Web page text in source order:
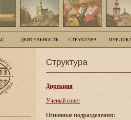
ДЕЯТЕЛЬНОСТЬ СТРУКТУРА
Структура
Дирекция
Ученый совет
Основные подразделения: